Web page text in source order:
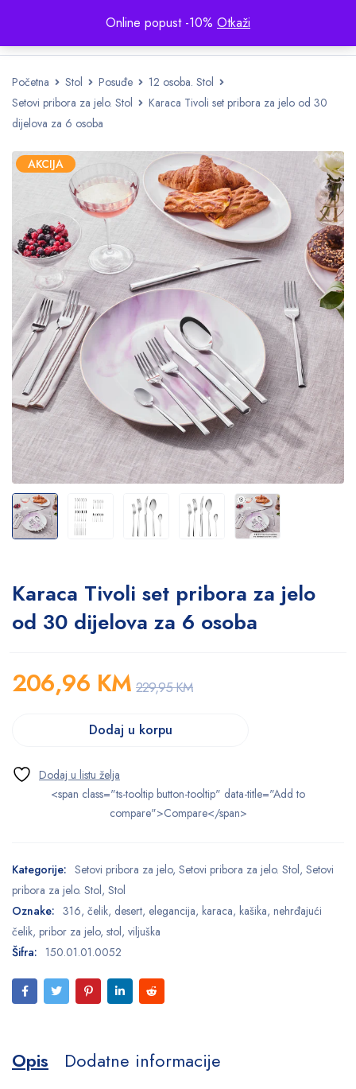
Online popust -10% Otkaži
Početna Stol Posuđe
12 osoba. Stol
Setovi pribora za jelo. Stol
Karaca Tivoli set pribora za jelo od 30
dijelova za 6 osoba
AKCIJA
Karaca Tivoli set pribora za jelo
od 30 dijelova za 6 osoba
229,95KM
206,96 KM
Dodaj u korpu
<span class="ts-tooltip button-tooltip" data-title="Add to
compare">Compare</span>
Kategorije: Setovi pribora za jelo, Setovi pribora za jelo. Stol, Setovi
pribora za jelo. Stol, Stol
Oznake: 316, čelik, desert, elegancija, karaca, kašika, nehrđajući
čelik, pribor za jelo, stol, viljuška
Šifra: 150.01.01.0052
Opis
Dodatne informacije